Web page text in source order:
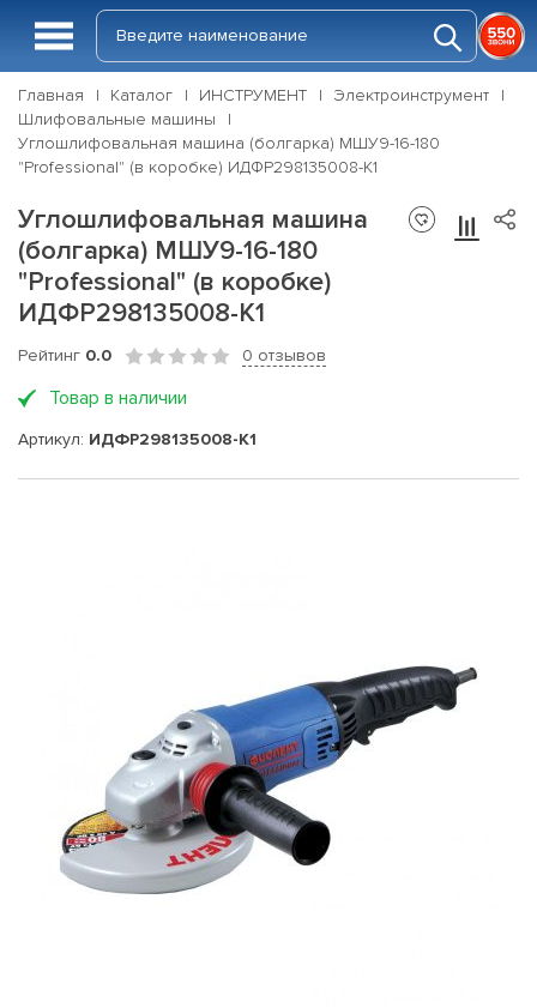
Главная Каталог ИНСТРУМЕНТ
Электроинструмент
Шлифовальные машины
Углошлифовальная машина (болгарка) МШУ9-16-180
"Professional" (в коробке) ИДФР298135008-К1
Углошлифовальная машина
(болгарка) МШУ9-16-180
"Professional" (в коробке)
ИДФР298135008-К1
Рейтинг 0.0 0 отзывов
Товар в наличии
Артикул: ИДФР298135008-К1